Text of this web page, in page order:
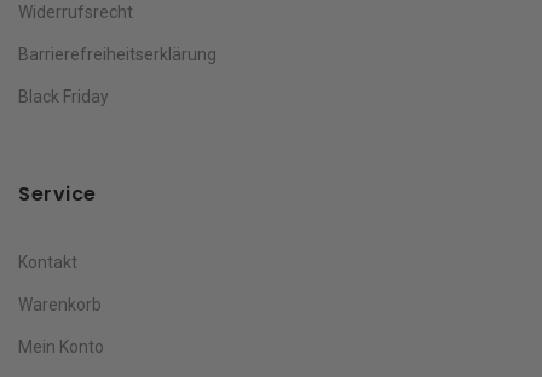
Widerrufsrecht
Barrierefreiheitserklärung
Black Friday
Service
Kontakt
Warenkorb
Mein Konto